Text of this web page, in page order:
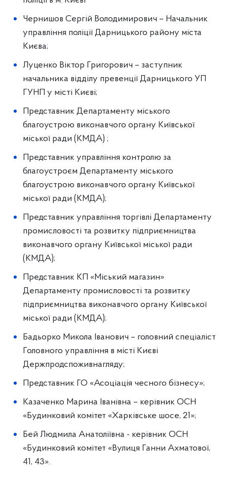
Чернишов Сергій Володимирович – Начальник
управління поліції Дарницького району міста
Києва;
Луценко Віктор Григорович – заступник
начальника відділу превенції Дарницького УП
ГУНП у місті Києві;
Представник Департаменту міського
благоустрою виконавчого органу Київської
міської ради (КМДА) ;
Представник управління контролю за
благоустроєм Департаменту міського
благоустрою виконавчого органу Київської
міської ради (КМДА);
Представник управління торгівлі Департаменту
промисловості та розвитку підприємництва
виконавчого органу Київської міської ради
(КМДА);
Представник КП «Міський магазин»
Департаменту промисловості та розвитку
підприємництва виконавчого органу Київської
міської ради (КМДА);
Бадьорко Микола Іванович – головний спеціаліст
Головного управління в місті Києві
Держпродспоживнагляду;
Представник ГО «Асоціація чесного бізнесу»;
Казаченко Марина Іванівна – керівник ОСН
«Будинковий комітет «Харківське шосе, 21»;
Бей Людмила Анатоліївна - керівник ОСН
«Будинковий комітет «Вулиця Ганни Ахматової,
41, 43».